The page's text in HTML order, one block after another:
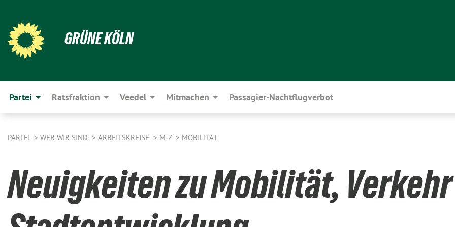
GRÜNE KÖLN
Partei Ratsfraktion Veedel Mitmachen Passagier-Nachtflugverbot
PARTEI WER WIR SIND ARBEITSKREISE M-Z MOBILITÄT
Neuigkeiten zu Mobilität,